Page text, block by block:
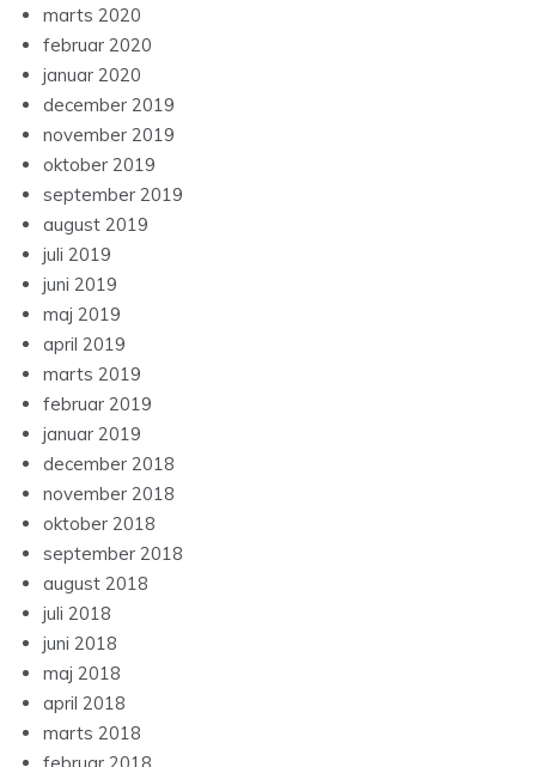
marts 2020
februar 2020
januar 2020
december 2019
november 2019
oktober 2019
september 2019
august 2019
juli 2019
juni 2019
maj 2019
april 2019
marts 2019
februar 2019
januar 2019
december 2018
november 2018
oktober 2018
september 2018
august 2018
juli 2018
juni 2018
maj 2018
april 2018
marts 2018